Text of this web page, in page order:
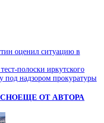
оценил ситуацию в
полоски иркутского
под надзором прокуратуры
ЕЩЕ ОТ АВТОРА